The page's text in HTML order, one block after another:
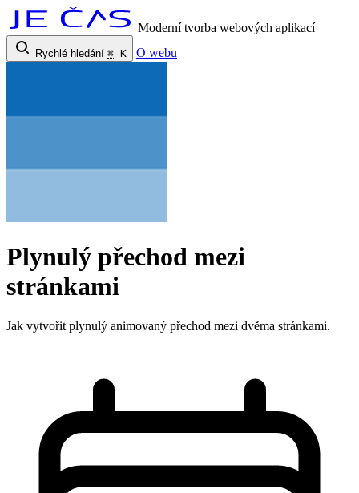
Moderní tvorba webových aplikací
Rychlé hledání ⌘ K O webu
Plynulý přechod mezi
stránkami
Jak vytvořit plynulý animovaný přechod mezi dvěma stránkami.